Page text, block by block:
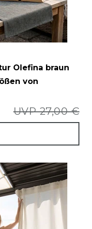
Olefina braun
von
UVP 27,00 €